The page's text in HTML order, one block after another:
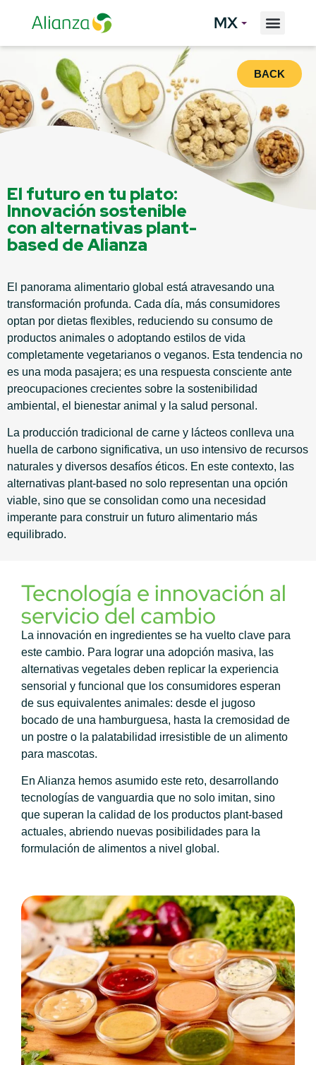
MX
BACK
El futuro en tu plato:
Innovación sostenible
con alternativas plant-
based de Alianza
El panorama alimentario global está atravesando una
transformación profunda. Cada día, más consumidores
optan por dietas flexibles, reduciendo su consumo de
productos animales o adoptando estilos de vida
completamente vegetarianos o veganos. Esta tendencia no
es una moda pasajera; es una respuesta consciente ante
preocupaciones crecientes sobre la sostenibilidad
ambiental, el bienestar animal y la salud personal.
La producción tradicional de carne y lácteos conlleva una
huella de carbono significativa, un uso intensivo de recursos
naturales y diversos desafíos éticos. En este contexto, las
alternativas plant-based no solo representan una opción
viable, sino que se consolidan como una necesidad
imperante para construir un futuro alimentario más
equilibrado.
Tecnología e innovación al
servicio del cambio
La innovación en ingredientes se ha vuelto clave para
este cambio. Para lograr una adopción masiva, las
alternativas vegetales deben replicar la experiencia
sensorial y funcional que los consumidores esperan
de sus equivalentes animales: desde el jugoso
bocado de una hamburguesa, hasta la cremosidad de
un postre o la palatabilidad irresistible de un alimento
para mascotas.
En Alianza hemos asumido este reto, desarrollando
tecnologías de vanguardia que no solo imitan, sino
que superan la calidad de los productos plant-based
actuales, abriendo nuevas posibilidades para la
formulación de alimentos a nivel global.